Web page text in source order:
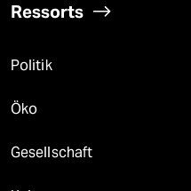
Ressorts
Politik
Öko
Gesellschaft